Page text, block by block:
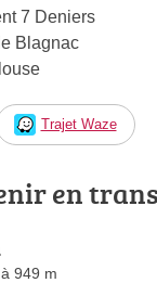
7 Deniers
Blagnac
Trajet Waze
en
949 m